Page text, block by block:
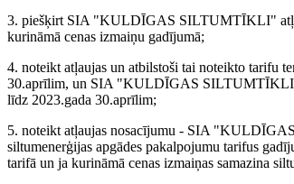
3. piešķirt SIA "KULDĪGAS SILTUMTĪKLI"
kurināmā cenas izmaiņu gadījumā;
4. noteikt atļaujas un atbilstoši tai noteikto tarifu
30.aprīlim, un SIA "KULDĪGAS SILTUMTĪKLI"
līdz 2023.gada 30.aprīlim;
5. noteikt atļaujas nosacījumu - SIA
siltumenerģijas apgādes pakalpojumu tarifus
tarifā un ja kurināmā cenas izmaiņas samazina